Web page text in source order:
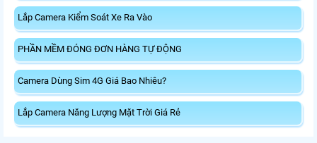
Lắp Camera Kiểm Soát Xe Ra Vào
PHẦN MỀM ĐÓNG ĐƠN HÀNG TỰ ĐỘNG
Camera Dùng Sim 4G Giá Bao Nhiêu?
Lắp Camera Năng Lượng Mặt Trời Giá Rẻ